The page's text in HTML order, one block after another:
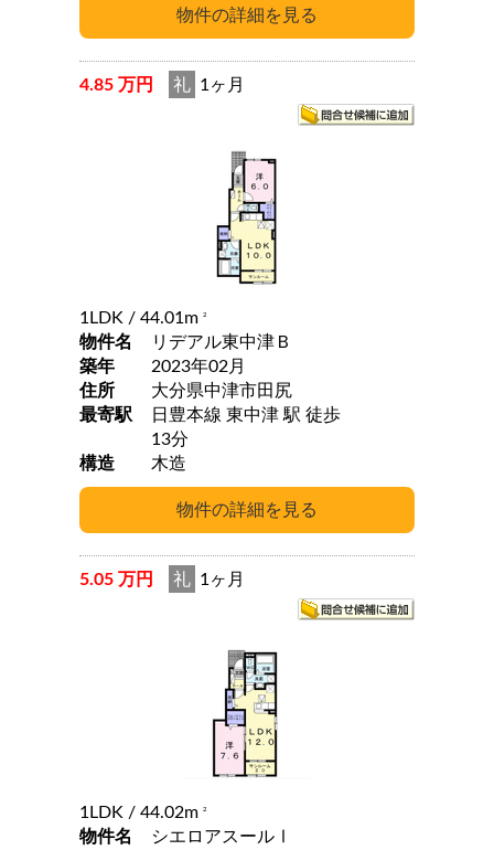
4.85 万円 礼 1ヶ月
1LDK / 44.01m 2
物件名
リデアル東中津Ｂ
築年
2023年02月
住所
大分県中津市田尻
最寄駅
日豊本線 東中津 駅 徒歩
13分
構造
木造
5.05 万円 礼 1ヶ月
1LDK / 44.02m 2
物件名
シエロアスールⅠ